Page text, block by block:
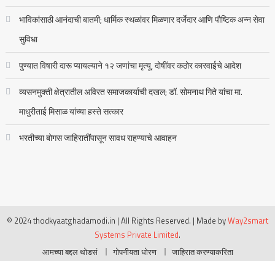
भाविकांसाठी आनंदाची बातमी; धार्मिक स्थळांवर मिळणार दर्जेदार आणि पौष्टिक अन्न सेवा
सुविधा
पुण्यात विषारी दारू प्यायल्याने १२ जणांचा मृत्यू, दोषींवर कठोर कारवाईचे आदेश
व्यसनमुक्ती क्षेत्रातील अविरत समाजकार्याची दखल; डॉ. सोमनाथ गिते यांचा मा.
माधुरीताई मिसाळ यांच्या हस्ते सत्कार
भरतीच्या बोगस जाहिरातींपासून सावध राहण्याचे आवाहन
© 2024 thodkyaatghadamodi.in | All Rights Reserved. | Made byWay2smart
Systems Private Limited.
आमच्या बद्दल थोडसं
गोपनीयता धोरण जाहिरात करण्याकरिता